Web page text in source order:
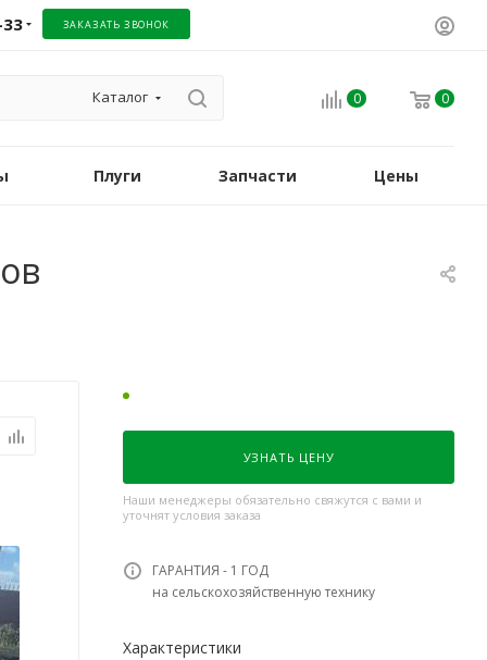
ЗАКАЗАТЬ ЗВОНОК
Каталог 0 0
Плуги Запчасти Цены
УЗНАТЬ ЦЕНУ
Наши менеджеры обязательно свяжутся с вами и
уточнят условия заказа
ГАРАНТИЯ - 1 ГОД
на сельскохозяйственную технику
Характеристики